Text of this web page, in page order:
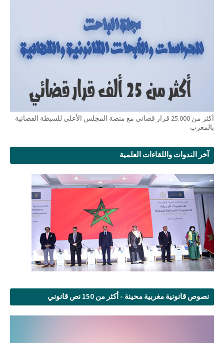
أكثر من 25.000 قرار قضائي مع منصة المجلس الأعلى للسبطة القضائية
بالمغرب
آخر الندوات واللقاءات العلمية
نصوص قانونية مغربية محينة - أكثر من 150 نص قانوني